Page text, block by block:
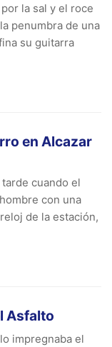
la sal y el roce
penumbra de una
su guitarra
en Alcazar
cuando el
con una
de la estación,
Asfalto
impregnaba el